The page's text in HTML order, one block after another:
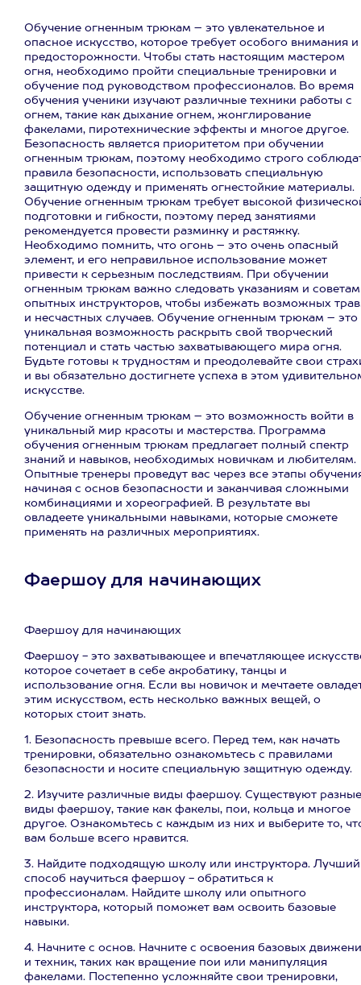
Обучение огненным трюкам – это увлекательное и
опасное искусство, которое требует особого внимания и
предосторожности. Чтобы стать настоящим мастером
огня, необходимо пройти специальные тренировки и
обучение под руководством профессионалов. Во время
обучения ученики изучают различные техники работы с
огнем, такие как дыхание огнем, жонглирование
факелами, пиротехнические эффекты и многое другое.
Безопасность является приоритетом при обучении
огненным трюкам, поэтому необходимо строго
правила безопасности, использовать специальную
защитную одежду и применять огнестойкие материалы.
Обучение огненным трюкам требует высокой
подготовки и гибкости, поэтому перед занятиями
рекомендуется провести разминку и растяжку.
Необходимо помнить, что огонь – это очень опасный
элемент, и его неправильное использование может
привести к серьезным последствиям. При обучении
огненным трюкам важно следовать указаниям и советам
опытных инструкторов, чтобы избежать возможных
и несчастных случаев. Обучение огненным трюкам – это
уникальная возможность раскрыть свой творческий
потенциал и стать частью захватывающего мира огня.
Будьте готовы к трудностям и преодолевайте свои
и вы обязательно достигнете успеха в этом
искусстве.
Обучение огненным трюкам – это возможность войти в
уникальный мир красоты и мастерства. Программа
обучения огненным трюкам предлагает полный спектр
знаний и навыков, необходимых новичкам и любителям.
Опытные тренеры проведут вас через все этапы
начиная с основ безопасности и заканчивая сложными
комбинациями и хореографией. В результате вы
овладеете уникальными навыками, которые сможете
применять на различных мероприятиях.
Фаершоу для начинающих
Фаершоу для начинающих
Фаершоу - это захватывающее и впечатляющее
которое сочетает в себе акробатику, танцы и
использование огня. Если вы новичок и мечтаете
этим искусством, есть несколько важных вещей, о
которых стоит знать.
1. Безопасность превыше всего. Перед тем, как начать
тренировки, обязательно ознакомьтесь с правилами
безопасности и носите специальную защитную одежду.
2. Изучите различные виды фаершоу. Существуют разные
виды фаершоу, такие как факелы, пои, кольца и многое
другое. Ознакомьтесь с каждым из них и выберите то,
вам больше всего нравится.
3. Найдите подходящую школу или инструктора. Лучший
способ научиться фаершоу - обратиться к
профессионалам. Найдите школу или опытного
инструктора, который поможет вам освоить базовые
навыки.
4. Начните с основ. Начните с освоения базовых
и техник, таких как вращение пои или манипуляция
факелами. Постепенно усложняйте свои тренировки,